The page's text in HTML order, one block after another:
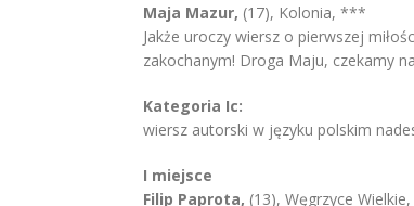
Maja Mazur, (17), Kolonia, ***
Jakże uroczy wiersz o pierwszej
zakochanym! Droga Maju, czekamy
Kategoria Ic:
wiersz autorski w języku polskim
I miejsce
Filip Paprota, (13), Węgrzyce Wielkie,